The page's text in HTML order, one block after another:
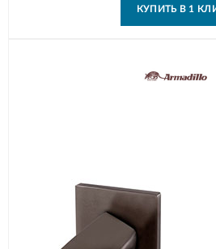
КУПИТЬ В 1